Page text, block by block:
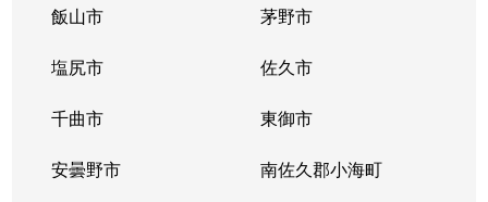
飯山市 茅野市
塩尻市 佐久市
千曲市 東御市
安曇野市 南佐久郡小海町